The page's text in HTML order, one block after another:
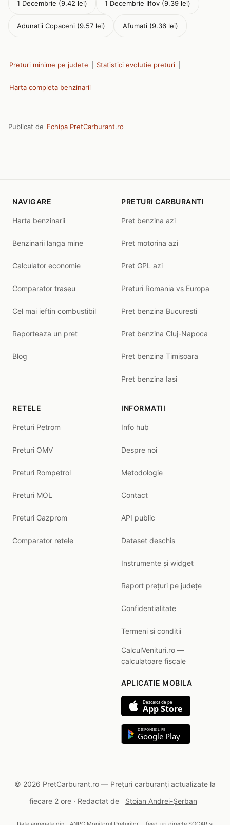
1 Decembrie (9.42 lei) 1 Decembrie Ilfov (9.39 lei)
Adunatii Copaceni (9.57 lei) Afumati (9.36 lei)
Preturi minime pe judete Statistici evolutie preturi
Harta completa benzinarii
Publicat de Echipa PretCarburant.ro
NAVIGARE
Harta benzinarii
Benzinarii langa mine
Calculator economie
Comparator traseu
Cel mai ieftin combustibil
Raporteaza un pret
Blog
PRETURI CARBURANTI
Pret benzina azi
Pret motorina azi
Pret GPL azi
Preturi Romania vs Europa
Pret benzina Bucuresti
Pret benzina Cluj-Napoca
Pret benzina Timisoara
Pret benzina Iasi
RETELE
Preturi Petrom
Preturi OMV
Preturi Rompetrol
Preturi MOL
Preturi Gazprom
Comparator retele
INFORMATII
Info hub
Despre noi
Metodologie
Contact
API public
Dataset deschis
Instrumente și widget
Raport prețuri pe județe
Confidentialitate
Termeni si conditii
CalculVenituri.ro —
calculatoare fiscale
APLICATIE MOBILA
Descarca de pe
App Store
DISPONIBIL PE
Google Play
© 2026 PretCarburant.ro — Prețuri carburanți actualizate la
fiecare 2 ore · Redactat de
Stoian Andrei-Șerban